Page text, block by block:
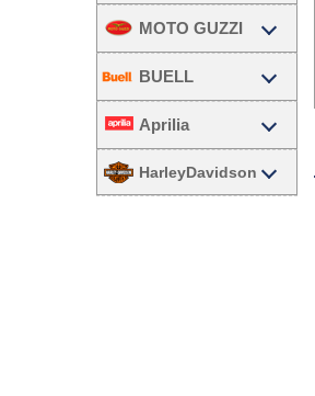
MOTO GUZZI
BUELL
Aprilia
HarleyDavidson